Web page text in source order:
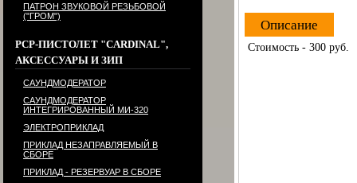
ПАТРОН ЗВУКОВОЙ РЕЗЬБОВОЙ
("ГРОМ")
PCP-ПИСТОЛЕТ "CARDINAL",
АКСЕССУАРЫ И ЗИП
САУНДМОДЕРАТОР
САУНДМОДЕРАТОР
ИНТЕГРИРОВАННЫЙ МИ-320
ЭЛЕКТРОПРИКЛАД
ПРИКЛАД НЕЗАПРАВЛЯЕМЫЙ В
СБОРЕ
ПРИКЛАД - РЕЗЕРВУАР В СБОРЕ
Описание
Стоимость - 300 руб.